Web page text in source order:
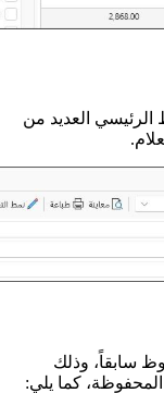
الرئيسي العديد من
سابقاً، وذلك
كما يلي: